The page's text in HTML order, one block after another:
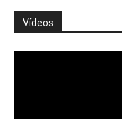
Vídeos